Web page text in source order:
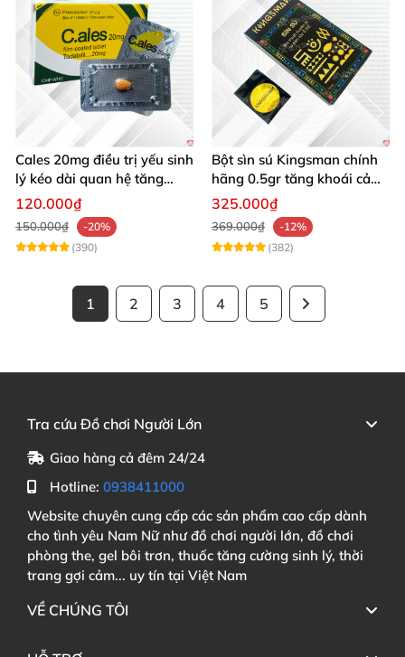
Cales 20mg điều trị yếu sinh
lý kéo dài quan hệ tăng
cường cương dương
120.000₫
150.000₫
-20%
(390)
Bột sìn sú Kingsman chính
hãng 0.5gr tăng khoái cảm
kéo dài
325.000₫
369.000₫
-12%
(382)
1 2 3 4 5
Tra cứu Đồ chơi Người Lớn
Giao hàng cả đêm 24/24
Hotline: 0938411000
Website chuyên cung cấp các sản phẩm cao cấp dành
cho tình yêu Nam Nữ như đồ chơi người lớn, đồ chơi
phòng the, gel bôi trơn, thuốc tăng cường sinh lý, thời
trang gợi cảm... uy tín tại Việt Nam
VỀ CHÚNG TÔI